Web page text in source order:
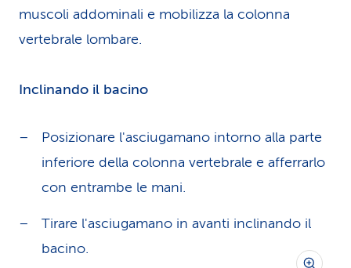
muscoli addominali e mobilizza la colonna
vertebrale lombare.
Inclinando il bacino
Posizionare l'asciugamano intorno alla parte
inferiore della colonna vertebrale e afferrarlo
con entrambe le mani.
Tirare l'asciugamano in avanti inclinando il
bacino.